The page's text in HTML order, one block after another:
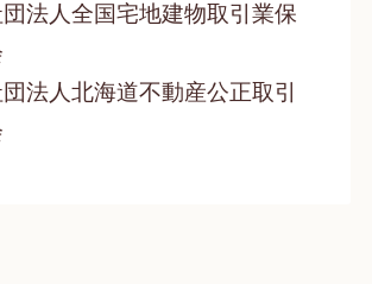
法人全国宅地建物取引業保
法人北海道不動産公正取引